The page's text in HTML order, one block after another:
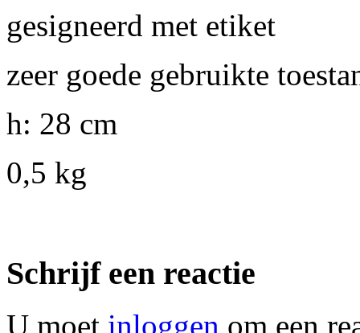
gesigneerd met etiket
zeer goede gebruikte
h: 28 cm
0,5 kg
Schrijf een reactie
U moet inloggen om een